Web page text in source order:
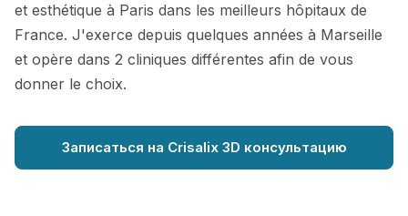
et esthétique à Paris dans les meilleurs hôpitaux de
France. J'exerce depuis quelques années à Marseille
et opère dans 2 cliniques différentes afin de vous
donner le choix.
Записаться на Crisalix 3D консультацию